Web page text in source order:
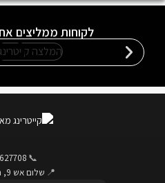
לקוחות ממליצים
📞
📍 שלום אש 9, ראשון לציון